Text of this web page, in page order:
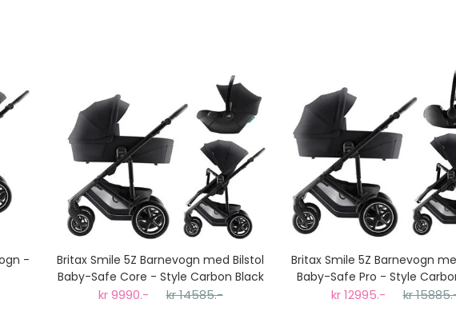
-
Britax Smile 5Z Barnevogn med Bilstol
Baby-Safe Core - Style Carbon Black
kr 9990.- kr 14585.-
Britax Smile 5Z Barnevogn
Baby-Safe Pro - Style
kr 12995.- kr